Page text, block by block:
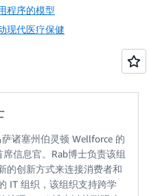
程序的模型
现代医疗保健
诸塞州伯灵顿 Wellforce 的
信息官。Rab博士负责该组
的创新方式来连接消费者和
IT 组织，该组织支持跨学